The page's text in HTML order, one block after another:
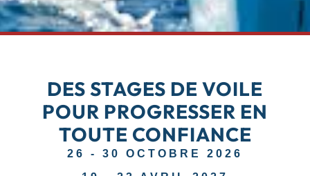
DES STAGES DE VOILE
POUR PROGRESSER EN
TOUTE CONFIANCE
26 - 30 OCTOBRE 2026